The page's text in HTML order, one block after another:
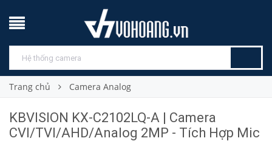
Trang chủ Camera Analog
KBVISION KX-C2102LQ-A | Camera
CVI/TVI/AHD/Analog 2MP - Tích Hợp Mic